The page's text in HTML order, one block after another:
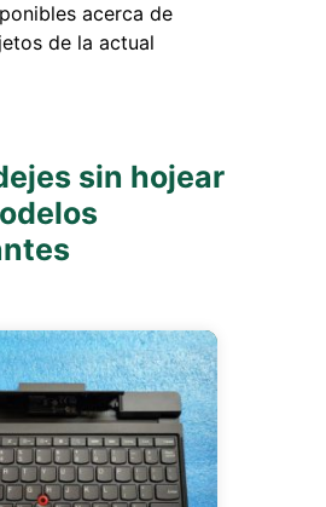
acerca de
de la actual
sin hojear